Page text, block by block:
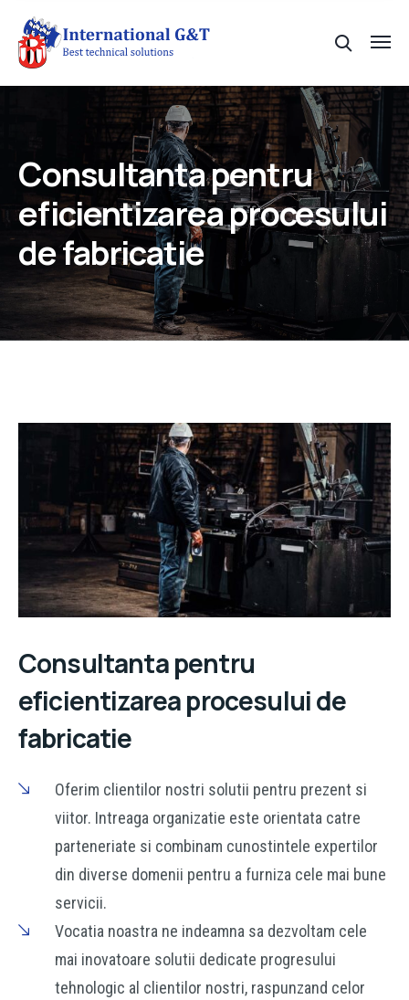
Consultanta pentru
eficientizarea procesului
de fabricatie
Consultanta pentru
eficientizarea procesului de
fabricatie
Oferim clientilor nostri solutii pentru prezent si
viitor. Intreaga organizatie este orientata catre
parteneriate si combinam cunostintele expertilor
din diverse domenii pentru a furniza cele mai bune
servicii.
Vocatia noastra ne indeamna sa dezvoltam cele
mai inovatoare solutii dedicate progresului
tehnologic al clientilor nostri, raspunzand celor